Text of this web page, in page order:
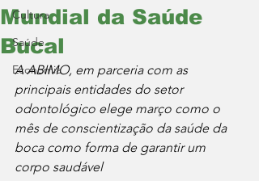
Cultura
Saúde
Economia
Mundial da Saúde
Bucal
A ABIMO, em parceria com as
principais entidades do setor
odontológico elege março como o
mês de conscientização da saúde da
boca como forma de garantir um
corpo saudável